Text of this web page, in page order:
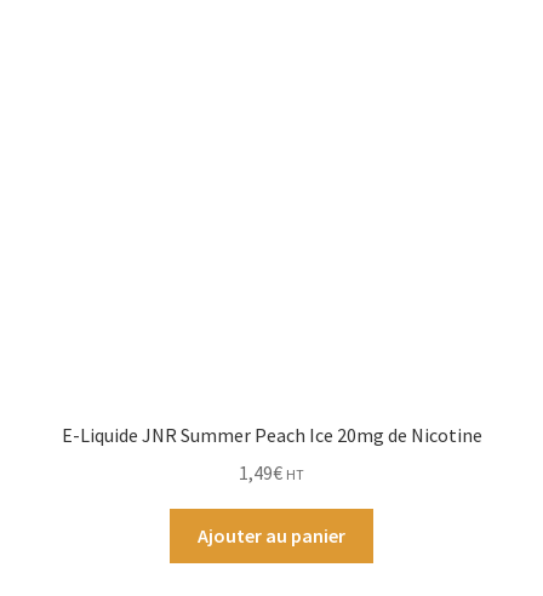
E-Liquide JNR Summer Peach Ice 20mg de Nicotine
1,49€ HT
Ajouter au panier